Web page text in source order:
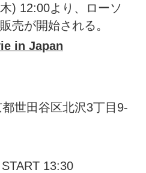
) 12:00より、ローソ
売が開始される。
in Japan
世田谷区北沢3丁目9-
13:30